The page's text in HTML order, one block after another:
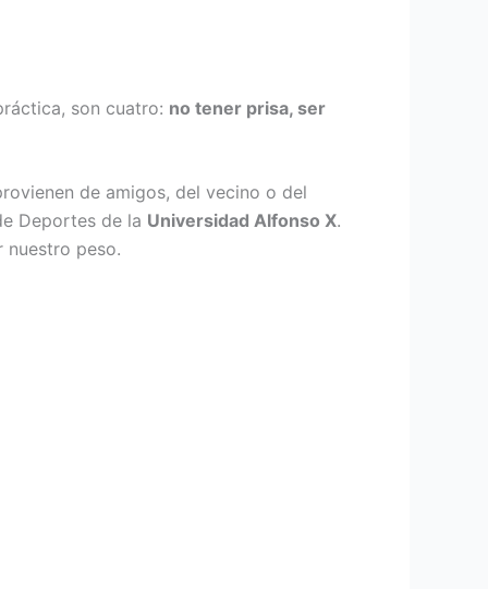
son cuatro: no tener prisa, ser
de amigos, del vecino o del
Deportes de la Universidad Alfonso X.
nuestro peso.